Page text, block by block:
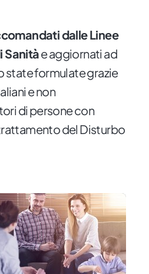
dalle Linee
Sanitàe aggiornati ad
state formulate grazie
e non
di persone con
del Disturbo